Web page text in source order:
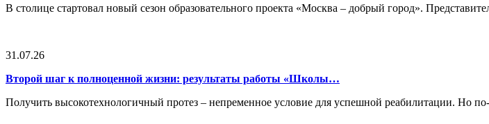
В столице стартовал новый сезон образовательного проекта «Москва – добрый город».
31.07.26
Второй шаг к полноценной жизни: результаты работы «Школы…
Получить высокотехнологичный протез – непременное условие для успешной реабилитации. Но